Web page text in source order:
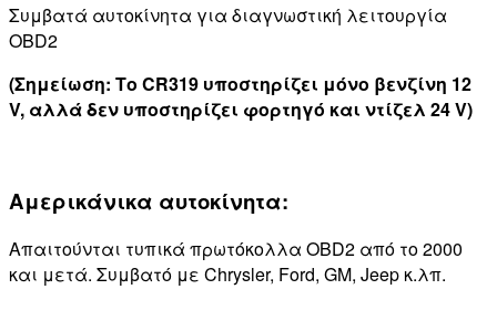
Συμβατά αυτοκίνητα για διαγνωστική λειτουργία
OBD2
(Σημείωση: Το CR319 υποστηρίζει μόνο βενζίνη 12
V, αλλά δεν υποστηρίζει φορτηγό και ντίζελ 24 V)
Αμερικάνικα αυτοκίνητα:
Απαιτούνται τυπικά πρωτόκολλα OBD2 από το 2000
και μετά. Συμβατό με Chrysler, Ford, GM, Jeep κ.λπ.